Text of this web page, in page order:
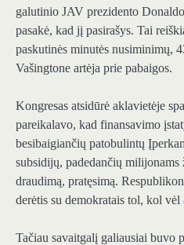
galutinio JAV prezidento
pasakė, kad jį pasirašys. Tai
paskutinės minutės nusiminimų,
Vašingtone artėja prie pabaigos.
Kongresas atsidūrė aklavietėje
pareikalavo, kad finansavimo
besibaigiančių patobulintų
subsidijų, padedančių milijonams
draudimą, pratęsimą.
derėtis su demokratais tol, kol vėl
Tačiau savaitgalį galiausiai buvo